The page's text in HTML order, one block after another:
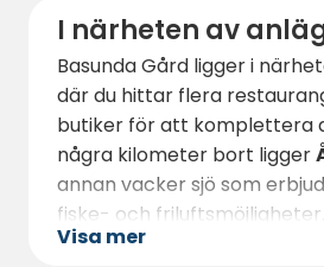
I närheten av
Basunda Gård ligger i
där du hittar flera
butiker för att komplettera
några kilometer bort ligger
annan vacker sjö som
fiske- och friluftsmöjligheter.
Visa mer